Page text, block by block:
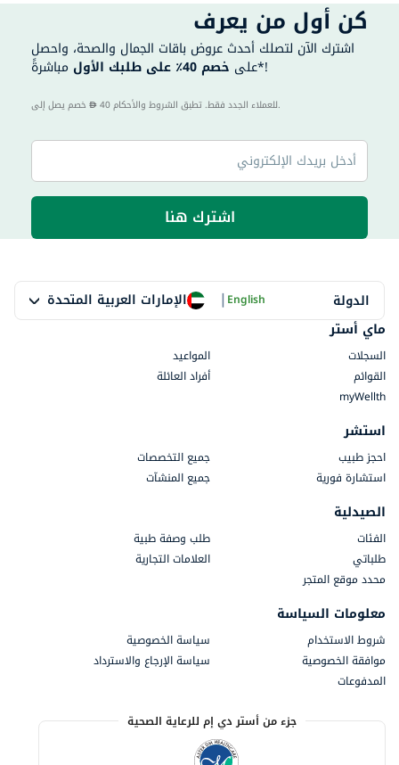
كن أول من يعرف
اشترك الآن لتصلك أحدث عروض باقات الجمال والصحة، واحصل
على خصم 40٪ على طلبك الأول مباشرةً*!
40 للعملاء الجدد فقط. تطبق الشروط والأحكام.
اشترك هنا
الدولة الإمارات العربية المتحدة |English
ماي أستر
السجلات
المواعيد
القوائم
أفراد العائلة
myWellth
استشر
احجز طبيب
جميع التخصصات
استشارة فورية
جميع المنشآت
الصيدلية
الفئات
طلب وصفة طبية
طلباتي
العلامات التجارية
محدد موقع المتجر
معلومات السياسة
شروط الاستخدام
سياسة الخصوصية
موافقة الخصوصية
سياسة الإرجاع والاسترداد
المدفوعات
جزء من أستر دي إم للرعاية الصحية